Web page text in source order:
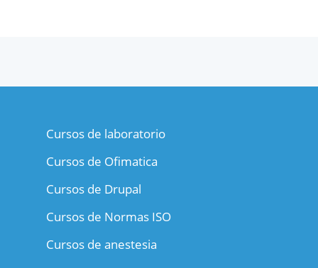
Cursos de laboratorio
Cursos de Ofimatica
Cursos de Drupal
Cursos de Normas ISO
Cursos de anestesia